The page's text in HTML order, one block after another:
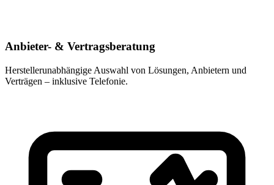
Anbieter- & Vertragsberatung
Herstellerunabhängige Auswahl von Lösungen, Anbietern und
Verträgen – inklusive Telefonie.